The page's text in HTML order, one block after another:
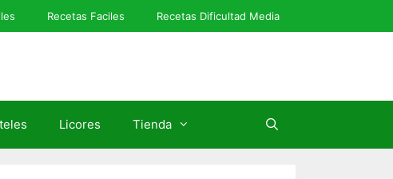
Recetas Faciles Recetas Dificultad Media
Licores Tienda